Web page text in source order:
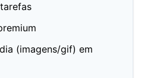
(imagens/gif) em